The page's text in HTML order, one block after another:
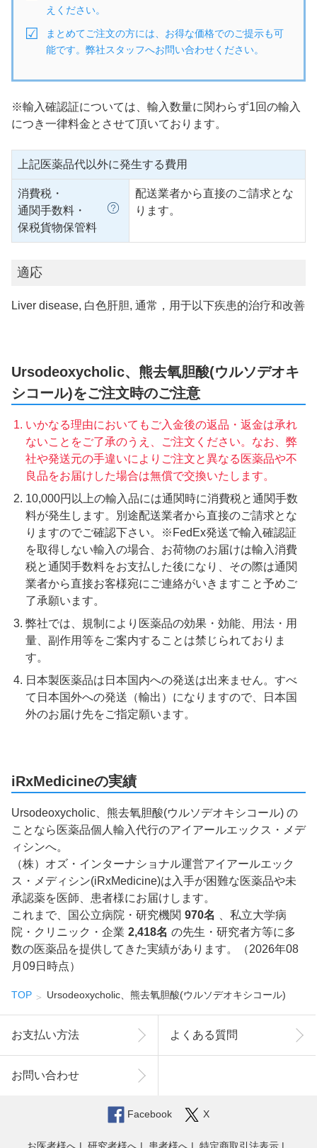
えください。
まとめてご注文の方には、お得な価格でのご提示も可
能です。弊社スタッフへお問い合わせください。
※輸入確認証については、輸入数量に関わらず1回の輸入
につき一律料金とさせて頂いております。
上記医薬品代以外に発生する費用
消費税・
通関手数料・
保税貨物保管料
配送業者から直接のご請求とな
ります。
適応
Liver disease, 白色肝胆, 通常，用于以下疾患的治疗和改善
Ursodeoxycholic、熊去氧胆酸(ウルソデオキ
シコール)をご注文時のご注意
いかなる理由においてもご入金後の返品・返金は承れ
ないことをご了承のうえ、ご注文ください。なお、弊
社や発送元の手違いによりご注文と異なる医薬品や不
良品をお届けした場合は無償で交換いたします。
10,000円以上の輸入品には通関時に消費税と通関手数
料が発生します。別途配送業者から直接のご請求とな
りますのでご確認下さい。※FedEx発送で輸入確認証
を取得しない輸入の場合、お荷物のお届けは輸入消費
税と通関手数料をお支払した後になり、その際は通関
業者から直接お客様宛にご連絡がいきますこと予めご
了承願います。
弊社では、規制により医薬品の効果・効能、用法・用
量、副作用等をご案内することは禁じられておりま
す。
日本製医薬品は日本国内への発送は出来ません。すべ
て日本国外への発送（輸出）になりますので、日本国
外のお届け先をご指定願います。
iRxMedicineの実績
Ursodeoxycholic、熊去氧胆酸(ウルソデオキシコール) の
ことなら医薬品個人輸入代行のアイアールエックス・メデ
ィシンへ。
（株）オズ・インターナショナル運営アイアールエック
ス・メディシン(iRxMedicine)は入手が困難な医薬品や未
承認薬を医師、患者様にお届けします。
これまで、国公立病院・研究機関 970名
、私立大学病
院・クリニック・企業 2,418名 の先生・研究者方等に多
数の医薬品を提供してきた実績があります。（2026年08
月09日時点）
TOP Ursodeoxycholic、熊去氧胆酸(ウルソデオキシコール)
お支払い方法 よくある質問
お問い合わせ
Facebook X
お医者様へ 研究者様へ 患者様へ 特定商取引法表示